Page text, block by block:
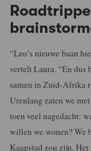
“Leo’s nieuwe baan
vertelt Laura. “En dus
samen in Zuid-Afrika
Urenlang zaten we
toen veel nagedacht:
willen we wonen? We
Kaapstad zou zijn.